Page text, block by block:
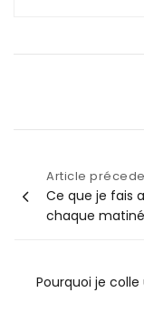
l’article
Article
Ce que je fais
chaque
Pourquoi je